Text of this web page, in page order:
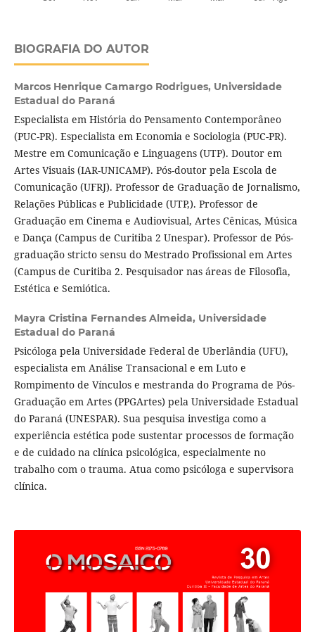
BIOGRAFIA DO AUTOR
Marcos Henrique Camargo Rodrigues, Universidade
Estadual do Paraná
Especialista em História do Pensamento Contemporâneo
(PUC-PR). Especialista em Economia e Sociologia (PUC-PR).
Mestre em Comunicação e Linguagens (UTP). Doutor em
Artes Visuais (IAR-UNICAMP). Pós-doutor pela Escola de
Comunicação (UFRJ). Professor de Graduação de Jornalismo,
Relações Públicas e Publicidade (UTP,). Professor de
Graduação em Cinema e Audiovisual, Artes Cênicas, Música
e Dança (Campus de Curitiba 2 Unespar). Professor de Pós-
graduação stricto sensu do Mestrado Profissional em Artes
(Campus de Curitiba 2. Pesquisador nas áreas de Filosofia,
Estética e Semiótica.
Mayra Cristina Fernandes Almeida, Universidade
Estadual do Paraná
Psicóloga pela Universidade Federal de Uberlândia (UFU),
especialista em Análise Transacional e em Luto e
Rompimento de Vínculos e mestranda do Programa de Pós-
Graduação em Artes (PPGArtes) pela Universidade Estadual
do Paraná (UNESPAR). Sua pesquisa investiga como a
experiência estética pode sustentar processos de formação
e de cuidado na clínica psicológica, especialmente no
trabalho com o trauma. Atua como psicóloga e supervisora
clínica.